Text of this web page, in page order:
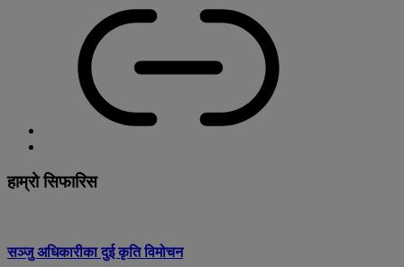
हाम्रो सिफारिस
सञ्जु अधिकारीका दुई कृति विमोचन